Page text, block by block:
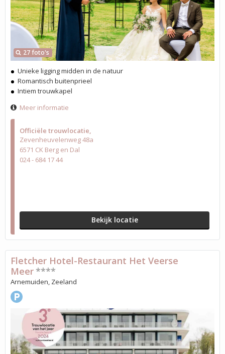
Officiële trouwlocatie
Zevenheuvelenweg 48a
6571 CK Berg en Dal
024 - 684 17 44
Bekijk locatie
27 foto's
Unieke ligging midden in de natuur
Romantisch buitenprieel
Intiem trouwkapel
Meer informatie
Fletcher Hotel-Restaurant Het Veerse
Meer ****
Arnemuiden, Zeeland